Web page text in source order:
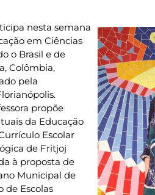
nesta semana
em Ciências
o Brasil e de
Colômbia,
pela
propõe
da Educação
Escolar
de Fritjoj
à proposta de
Municipal de
de Escolas